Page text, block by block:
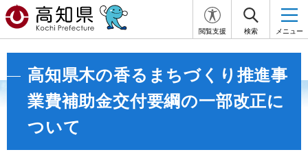
閲覧支援 検索 メニュー
高知県木の香るまちづくり推進事
業費補助金交付要綱の一部改正に
ついて